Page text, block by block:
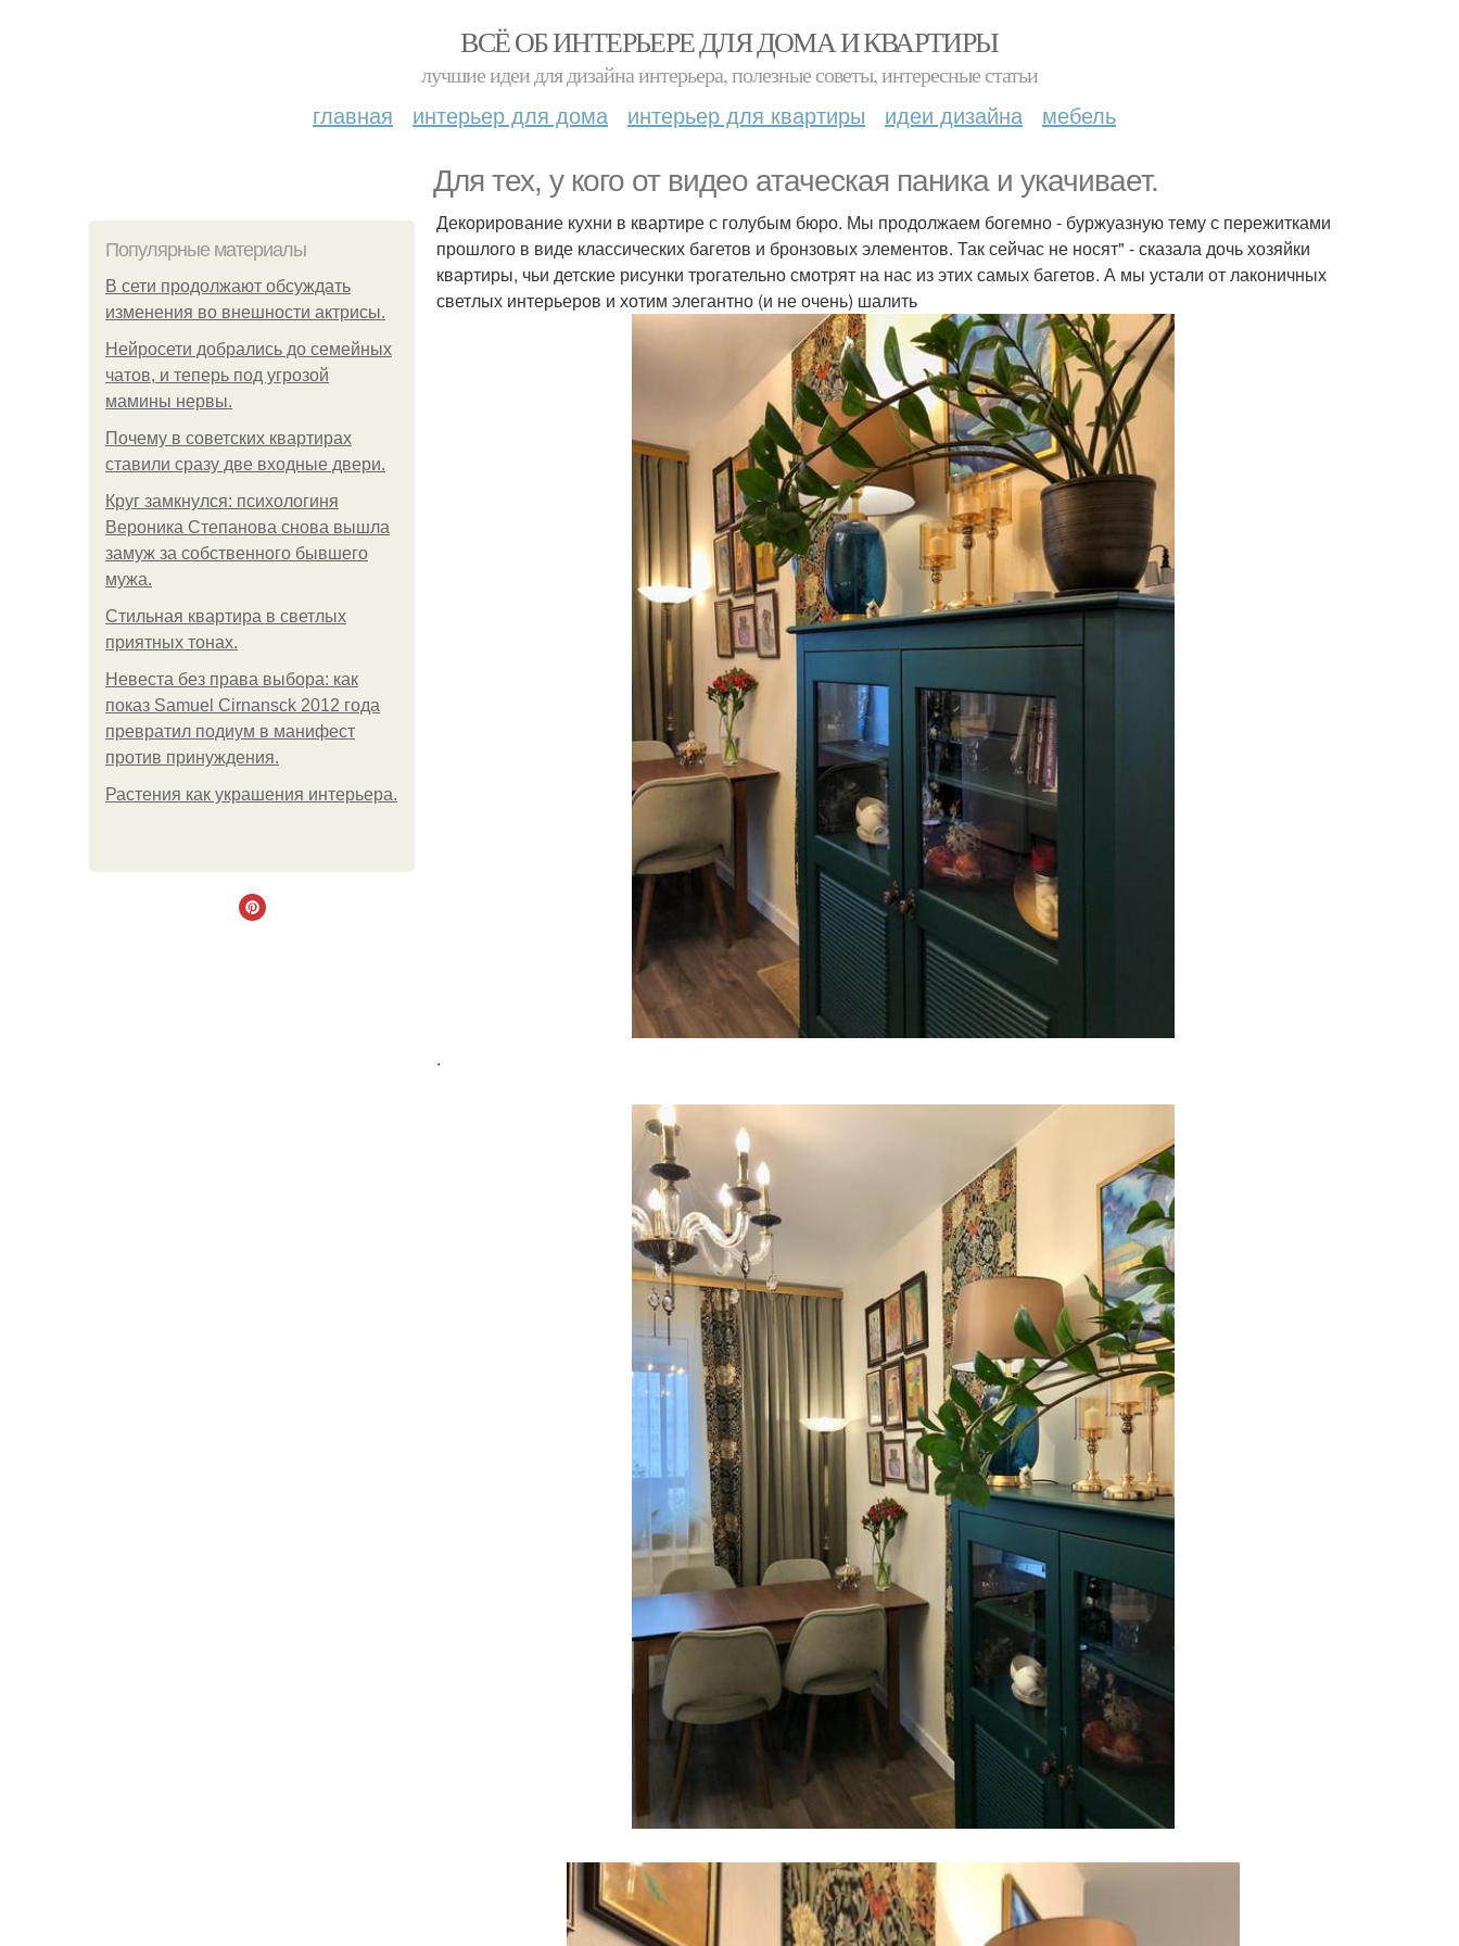
ВСЁ ОБ ИНТЕРЬЕРЕ ДЛЯ ДОМА И КВАРТИРЫ
лучшие идеи для дизайна интерьера, полезные советы, интересные статьи
главная интерьер для дома интерьер для квартиры идеи дизайна мебель
Для тех, у кого от видео атаческая паника и укачивает.
Популярные материалы
В сети продолжают обсуждать
изменения во внешности актрисы.
Нейросети добрались до семейных
чатов, и теперь под угрозой
мамины нервы.
Почему в советских квартирах
ставили сразу две входные двери.
Круг замкнулся: психологиня
Вероника Степанова снова вышла
замуж за собственного бывшего
мужа.
Стильная квартира в светлых
приятных тонах.
Невеста без права выбора: как
показ Samuel Cirnansck 2012 года
превратил подиум в манифест
против принуждения.
Растения как украшения интерьера.
Декорирование кухни в квартире с голубым бюро. Мы продолжаем богемно - буржуазную тему с пережитками
прошлого в виде классических багетов и бронзовых элементов. Так сейчас не носят" - сказала дочь хозяйки
квартиры, чьи детские рисунки трогательно смотрят на нас из этих самых багетов. А мы устали от лаконичных
светлых интерьеров и хотим элегантно (и не очень) шалить
.